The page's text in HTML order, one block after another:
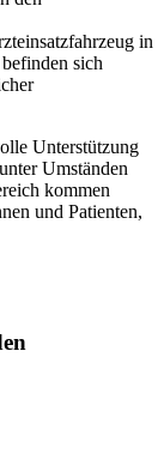
in
sich
Unterstützung
Umständen
kommen
und Patienten,